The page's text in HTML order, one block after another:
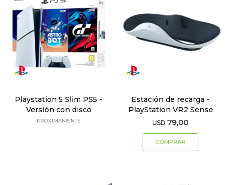
Playstation 5 Slim PS5 -
Versión con disco
PROXIMAMENTE
Estación de recarga -
PlayStation VR2 Sense
USD 79,00